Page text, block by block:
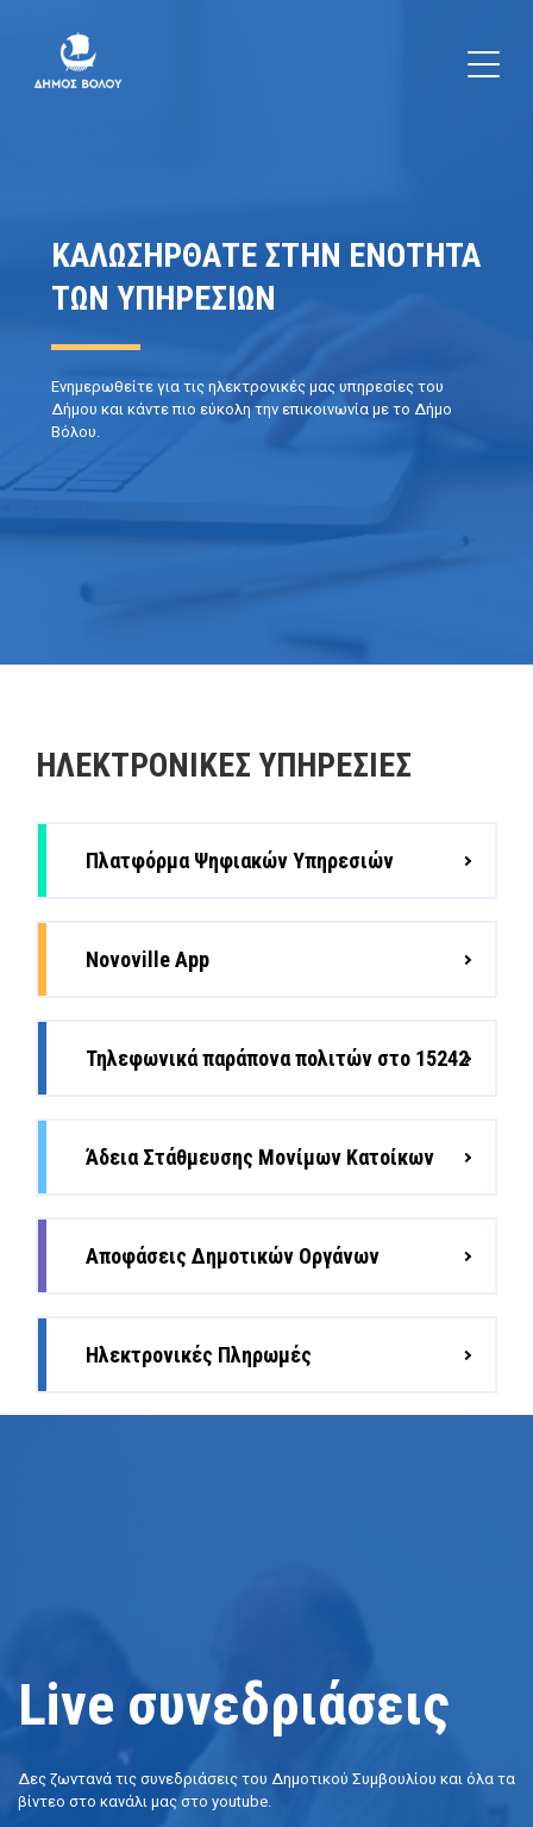
ΚΑΛΩΣΗΡΘΑΤΕ ΣΤΗΝ ΕΝΟΤΗΤΑ
ΤΩΝ ΥΠΗΡΕΣΙΩΝ
Ενημερωθείτε για τις ηλεκτρονικές μας υπηρεσίες του
Δήμου και κάντε πιο εύκολη την επικοινωνία με το Δήμο
Βόλου.
ΗΛΕΚΤΡΟΝΙΚΕΣ ΥΠΗΡΕΣΙΕΣ
Πλατφόρμα Ψηφιακών Υπηρεσιών
Novoville App
Τηλεφωνικά παράπονα πολιτών στο 15242
Άδεια Στάθμευσης Μονίμων Κατοίκων
Αποφάσεις Δημοτικών Οργάνων
Ηλεκτρονικές Πληρωμές
Live συνεδριάσεις
Δες ζωντανά τις συνεδριάσεις του Δημοτικού Συμβουλίου και όλα τα
βίντεο στο κανάλι μας στο youtube.